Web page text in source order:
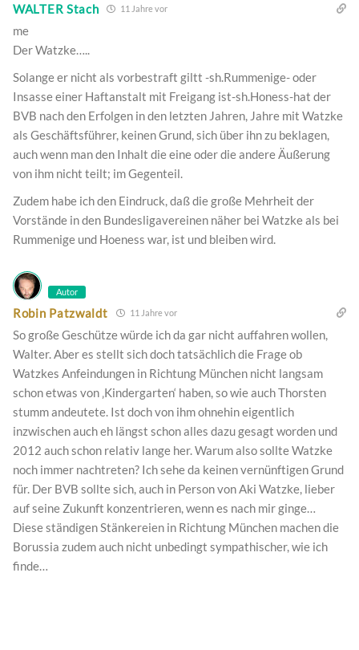
WALTER Stach 11 Jahre vor
me
Der Watzke…..
Solange er nicht als vorbestraft giltt -sh.Rummenige- oder
Insasse einer Haftanstalt mit Freigang ist-sh.Honess-hat der
BVB nach den Erfolgen in den letzten Jahren, Jahre mit Watzke
als Geschäftsführer, keinen Grund, sich über ihn zu beklagen,
auch wenn man den Inhalt die eine oder die andere Äußerung
von ihm nicht teilt; im Gegenteil.
Zudem habe ich den Eindruck, daß die große Mehrheit der
Vorstände in den Bundesligavereinen näher bei Watzke als bei
Rummenige und Hoeness war, ist und bleiben wird.
Autor
Robin Patzwaldt 11 Jahre vor
So große Geschütze würde ich da gar nicht auffahren wollen,
Walter. Aber es stellt sich doch tatsächlich die Frage ob
Watzkes Anfeindungen in Richtung München nicht langsam
schon etwas von ‚Kindergarten‘ haben, so wie auch Thorsten
stumm andeutete. Ist doch von ihm ohnehin eigentlich
inzwischen auch eh längst schon alles dazu gesagt worden und
2012 auch schon relativ lange her. Warum also sollte Watzke
noch immer nachtreten? Ich sehe da keinen vernünftigen Grund
für. Der BVB sollte sich, auch in Person von Aki Watzke, lieber
auf seine Zukunft konzentrieren, wenn es nach mir ginge…
Diese ständigen Stänkereien in Richtung München machen die
Borussia zudem auch nicht unbedingt sympathischer, wie ich
finde…